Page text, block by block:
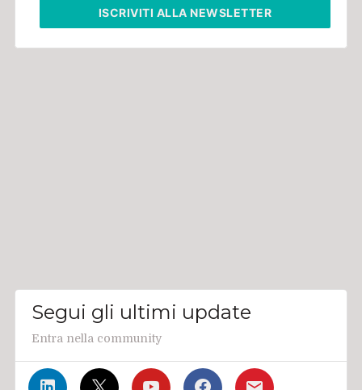
ISCRIVITI ALLA NEWSLETTER
Segui gli ultimi update
Entra nella community